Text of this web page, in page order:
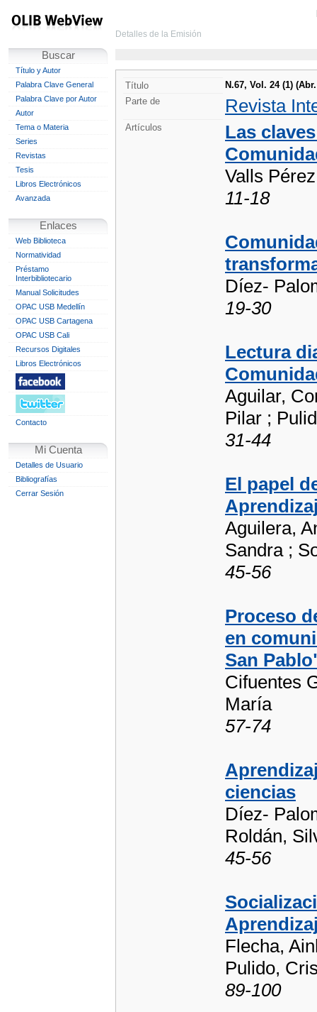
Buscar
Título y Autor
Palabra Clave General
Palabra Clave por Autor
Autor
Tema o Materia
Series
Revistas
Tesis
Libros Electrónicos
Avanzada
Enlaces
Web Biblioteca
Normatividad
Préstamo
Interbibliotecario
Manual Solicitudes
OPAC USB Medellín
OPAC USB Cartagena
OPAC USB Cali
Recursos Digitales
Libros Electrónicos
Contacto
Mi Cuenta
Detalles de Usuario
Bibliografías
Cerrar Sesión
Detalles de la Emisión
Título
N.67, Vol. 24 (1)
Parte de
Revista
Artículos
Las
Valls
11-18
Díez-
19-30
Lectura
Aguilar,
Pilar ;
31-44
El papel
Aguilera,
Sandra ;
45-56
Proceso
en
San
Cifuentes
María
57-74
ciencias
Díez-
Roldán,
45-56
Flecha,
Pulido,
89-100